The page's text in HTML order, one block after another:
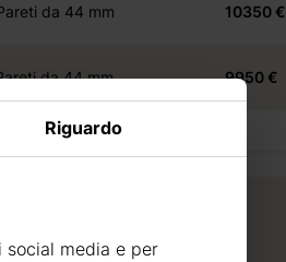
da 44 mm 10350 €
da 44 mm 9950 €
consegna
Riguardo
social media e per